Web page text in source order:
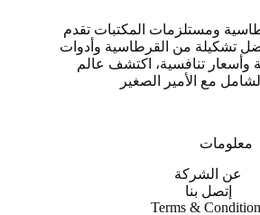
ومستلزمات المكتبات تقدم
تشكيلة من القرطاسية وأدوات
وأسعار تنافسية، اكتشف عالم
مع الأمير الصغير
معلومات
عن الشركة
إتصل بنا
Terms &